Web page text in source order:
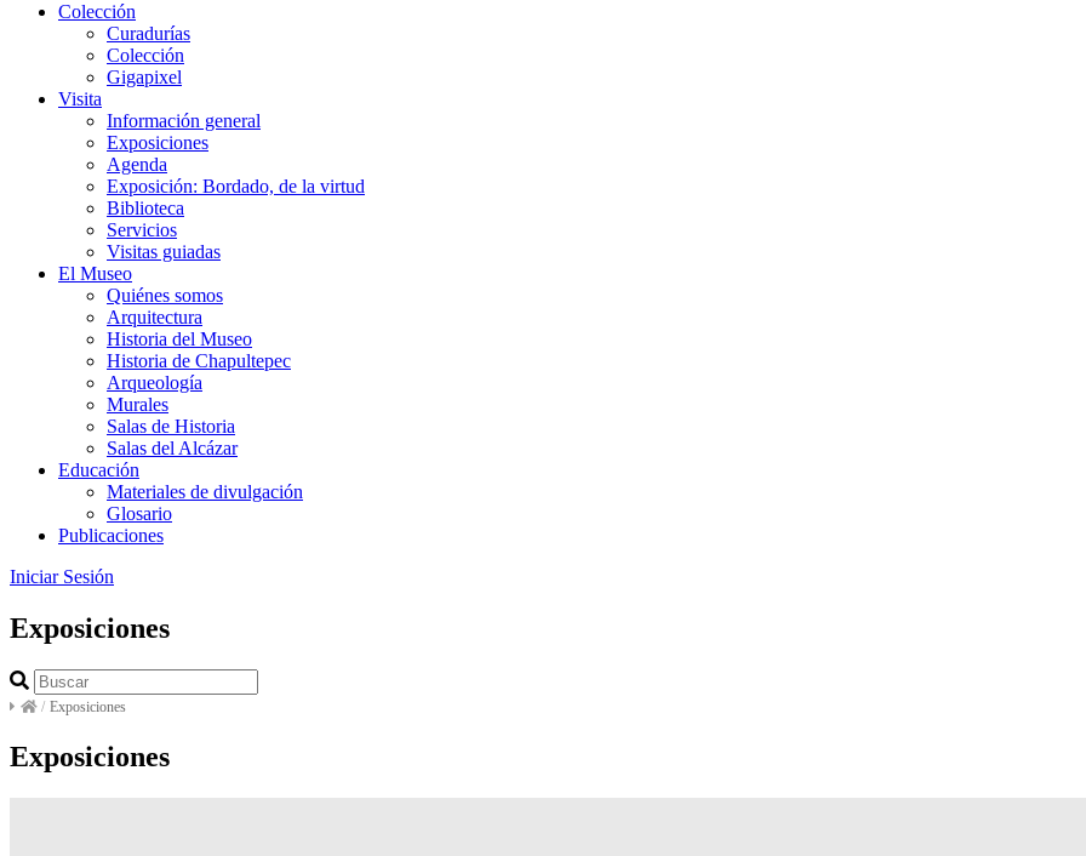
Colección
Curadurías
Colección
Gigapixel
Visita
Información general
Exposiciones
Agenda
Exposición: Bordado, de la virtud
Biblioteca
Servicios
Visitas guiadas
El Museo
Quiénes somos
Arquitectura
Historia del Museo
Historia de Chapultepec
Arqueología
Murales
Salas de Historia
Salas del Alcázar
Educación
Materiales de divulgación
Glosario
Publicaciones
Iniciar Sesión
Exposiciones
/ Exposiciones
Exposiciones